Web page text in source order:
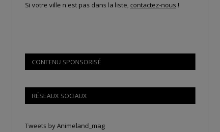
Si votre ville n'est pas dans la liste, contactez-nous !
CONTENU SPONSORISÉ
RÉSEAUX SOCIAUX
Tweets by Animeland_mag